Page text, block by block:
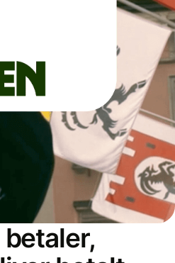
betaler,